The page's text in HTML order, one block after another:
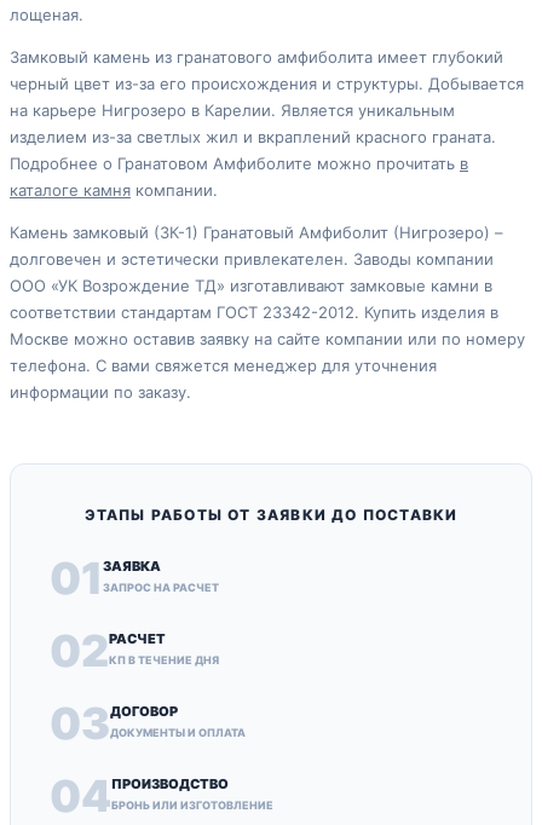
лощеная.
Замковый камень из гранатового амфиболита имеет глубокий
черный цвет из-за его происхождения и структуры. Добывается
на карьере Нигрозеро в Карелии. Является уникальным
изделием из-за светлых жил и вкраплений красного граната.
Подробнее о Гранатовом Амфиболите можно прочитать в
каталоге камня компании.
Камень замковый (ЗК-1) Гранатовый Амфиболит (Нигрозеро) –
долговечен и эстетически привлекателен. Заводы компании
ООО «УК Возрождение ТД» изготавливают замковые камни в
соответствии стандартам ГОСТ 23342-2012. Купить изделия в
Москве можно оставив заявку на сайте компании или по номеру
телефона. С вами свяжется менеджер для уточнения
информации по заказу.
ЭТАПЫ РАБОТЫ ОТ ЗАЯВКИ ДО ПОСТАВКИ
01 ЗАЯВКА
ЗАПРОС НА РАСЧЕТ
02РАСЧЕТ
КП В ТЕЧЕНИЕ ДНЯ
03ДОГОВОР
ДОКУМЕНТЫ И ОПЛАТА
04ПРОИЗВОДСТВО
БРОНЬ ИЛИ ИЗГОТОВЛЕНИЕ